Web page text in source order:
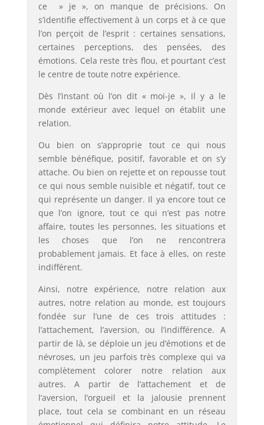
ce » je », on manque de précisions. On
s’identifie effectivement à un corps et à ce que
l’on perçoit de l’esprit : certaines sensations,
certaines per­ceptions, des pensées, des
émotions. Cela reste très flou, et pourtant c’est
le centre de toute notre expérience.
Dès l’instant où l’on dit « moi-je », il y a le
monde extérieur avec lequel on établit une
relation.
Ou bien on s’approprie tout ce qui nous
semble bénéfique, positif, favorable et on s’y
attache. Ou bien on rejette et on repousse tout
ce qui nous semble nuisible et négatif, tout ce
qui représente un danger. Il ya encore tout ce
que l’on ignore, tout ce qui n’est pas notre
affaire, toutes les personnes, les situations et
les choses que l’on ne rencontrera
probablement jamais. Et face à elles, on reste
indifférent.
Ainsi, notre expérience, notre relation aux
autres, notre relation au monde, est toujours
fondée sur l’une de ces trois attitudes :
l’attachement, l’aversion, ou l’indifférence. A
partir de là, se déploie un jeu d’émotions et de
névroses, un jeu parfois très complexe qui va
complètement colorer notre relation aux
autres. A partir de l’attachement et de
l’aversion, l’orgueil et la jalousie prennent
place, tout cela se combinant en un réseau